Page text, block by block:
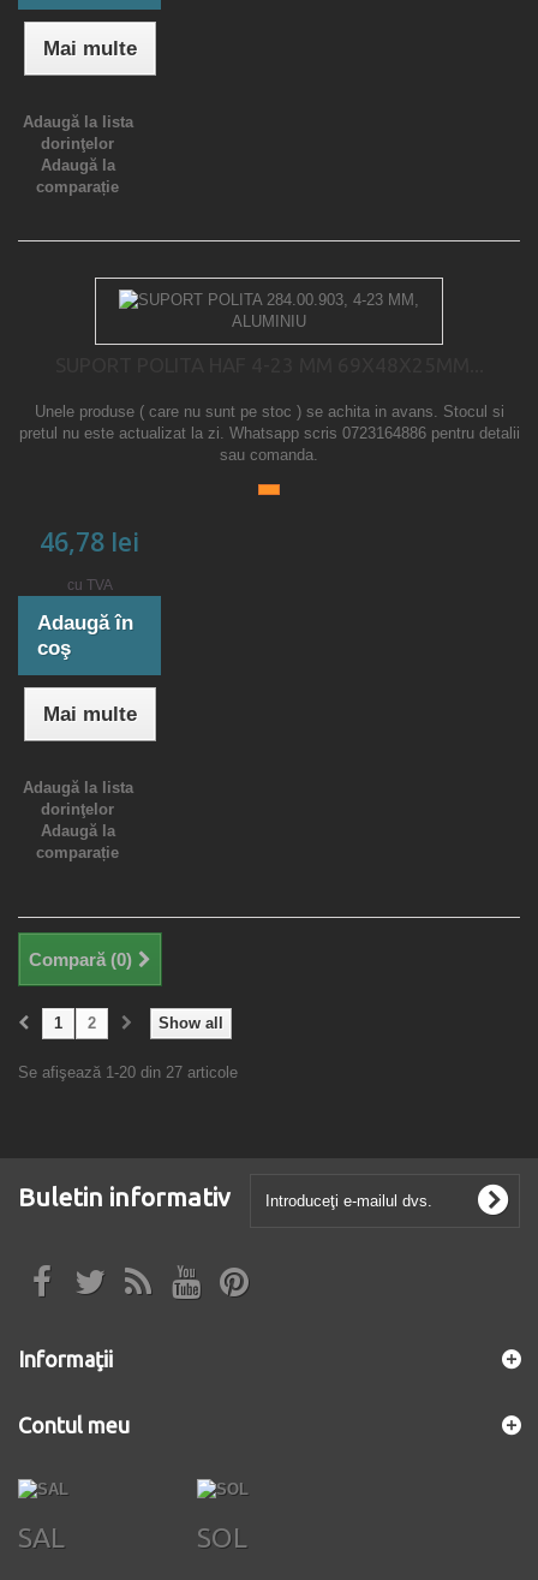
Mai multe
Adaugă la lista
dorinţelor
Adaugă la
comparație
Unele produse ( care nu sunt pe stoc ) se achita in avans. Stocul si
pretul nu este actualizat la zi. Whatsapp scris 0723164886 pentru detalii
sau comanda.
46,78 lei
cu TVA
Adaugă în
coş
Mai multe
Adaugă la lista
dorinţelor
Adaugă la
comparație
Compară (0)
Show all
1 2
Se afişează 1-20 din 27 articole
Buletin informativ
Informaţii
Contul meu
SAL SOL